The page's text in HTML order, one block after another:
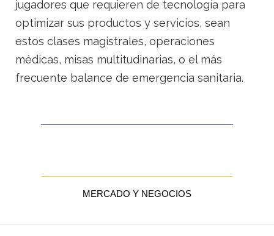
jugadores que requieren de tecnología para
optimizar sus productos y servicios, sean
estos clases magistrales, operaciones
médicas, misas multitudinarias, o el más
frecuente balance de emergencia sanitaria.
MERCADO Y NEGOCIOS